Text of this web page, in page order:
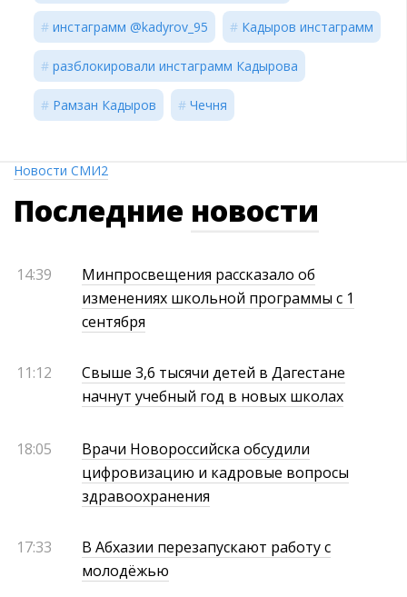
инстаграмм @kadyrov_95 Кадыров инстаграмм
разблокировали инстаграмм Кадырова
Рамзан Кадыров Чечня
Новости СМИ2
Последние новости
14:39
Минпросвещения рассказало об
изменениях школьной программы с 1
сентября
11:12
Свыше 3,6 тысячи детей в Дагестане
начнут учебный год в новых школах
18:05
Врачи Новороссийска обсудили
цифровизацию и кадровые вопросы
здравоохранения
17:33
В Абхазии перезапускают работу с
молодёжью